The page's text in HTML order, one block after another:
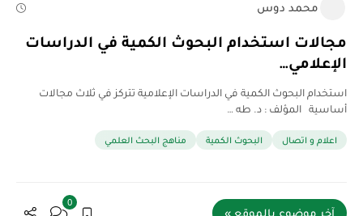
محمد دوس
مجالات استخدام البحوث الكمية في الدراسات
الإعلامي…
استخدام البحوث الكمية في الدراسات الإعلامية تتركز في ثلاث مجالات
أساسية المؤلف : د. طه …
اعلام و اتصال البحوث الكمية مناهج البحث العلمي
آخر موضوع بالموقع »
0